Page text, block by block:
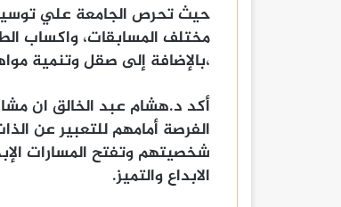
حيث تحرص الجامعة علي توسيع
مختلف المسابقات، واكساب
،بالإضافة إلى صقل وتنمية
أكد د.هشام عبد الخالق ان
الفرصة أمامهم للتعبير عن
شخصيتهم وتفتح المسارات
الابداع والتميز.